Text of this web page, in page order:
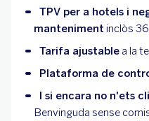
TPV per a hotels i
manteniment inclòs
Tarifa ajustable a la
Plataforma de
I si encara no n'ets
Benvinguda sense